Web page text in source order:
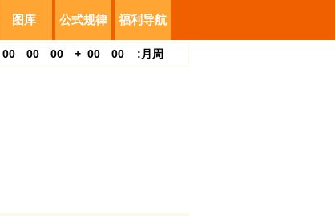
图库 公式规律 福利导航
00 00 00 + 00 00 : 月 周